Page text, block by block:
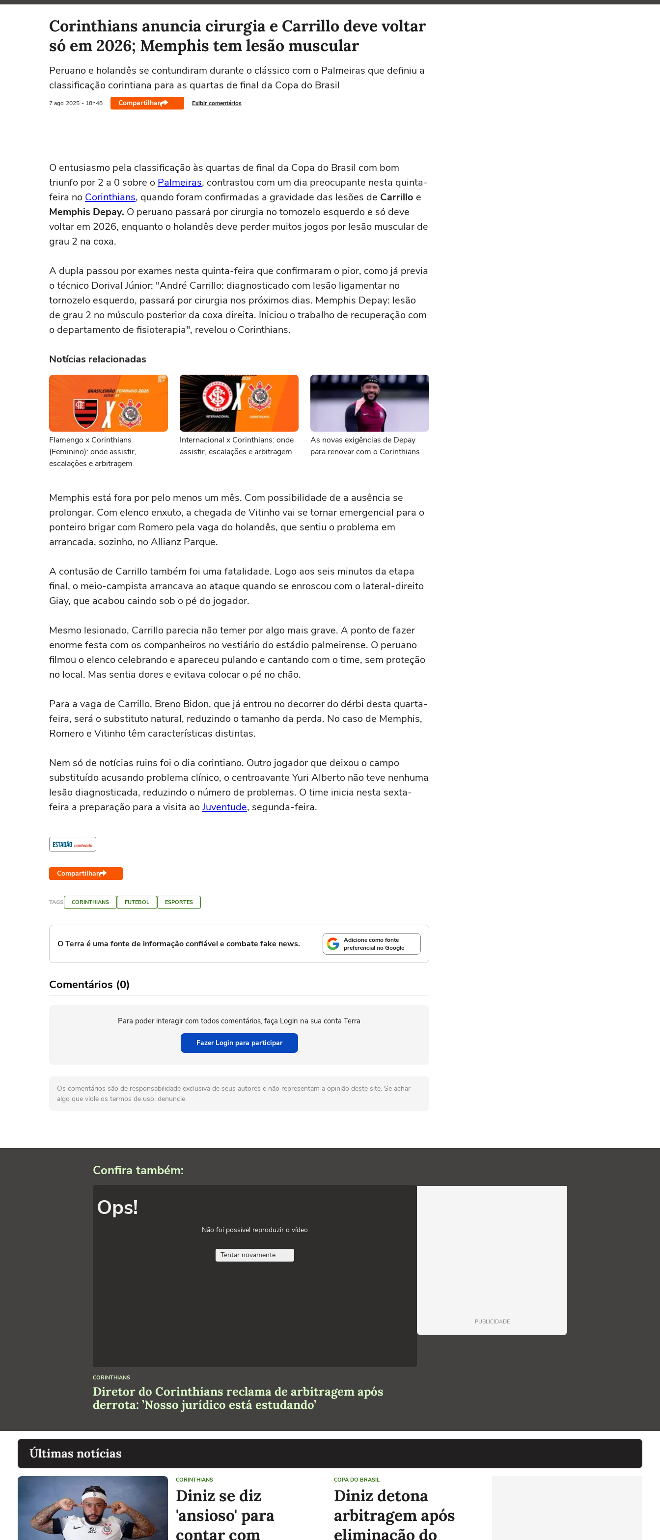
Selecione o time para ver as notícias
Corinthians anuncia cirurgia e Carrillo deve voltar
só em 2026; Memphis tem lesão muscular
Peruano e holandês se contundiram durante o clássico com o Palmeiras que definiu a
classificação corintiana para as quartas de final da Copa do Brasil
7 ago 2025 - 18h48 Compartilhar Exibir comentários
O entusiasmo pela classificação às quartas de final da Copa do Brasil com bom
triunfo por 2 a 0 sobre o Palmeiras, contrastou com um dia preocupante nesta quinta-
feira no Corinthians, quando foram confirmadas a gravidade das lesões de Carrillo e
Memphis Depay. O peruano passará por cirurgia no tornozelo esquerdo e só deve
voltar em 2026, enquanto o holandês deve perder muitos jogos por lesão muscular de
grau 2 na coxa.
A dupla passou por exames nesta quinta-feira que confirmaram o pior, como já previa
o técnico Dorival Júnior: "André Carrillo: diagnosticado com lesão ligamentar no
tornozelo esquerdo, passará por cirurgia nos próximos dias. Memphis Depay: lesão
de grau 2 no músculo posterior da coxa direita. Iniciou o trabalho de recuperação com
o departamento de fisioterapia", revelou o Corinthians.
Notícias relacionadas
Flamengo x Corinthians
(Feminino): onde assistir,
escalações e arbitragem
Internacional x Corinthians: onde
assistir, escalações e arbitragem
As novas exigências de Depay
para renovar com o Corinthians
Memphis está fora por pelo menos um mês. Com possibilidade de a ausência se
prolongar. Com elenco enxuto, a chegada de Vitinho vai se tornar emergencial para o
ponteiro brigar com Romero pela vaga do holandês, que sentiu o problema em
arrancada, sozinho, no Allianz Parque.
A contusão de Carrillo também foi uma fatalidade. Logo aos seis minutos da etapa
final, o meio-campista arrancava ao ataque quando se enroscou com o lateral-direito
Giay, que acabou caindo sob o pé do jogador.
Mesmo lesionado, Carrillo parecia não temer por algo mais grave. A ponto de fazer
enorme festa com os companheiros no vestiário do estádio palmeirense. O peruano
filmou o elenco celebrando e apareceu pulando e cantando com o time, sem proteção
no local. Mas sentia dores e evitava colocar o pé no chão.
Para a vaga de Carrillo, Breno Bidon, que já entrou no decorrer do dérbi desta quarta-
feira, será o substituto natural, reduzindo o tamanho da perda. No caso de Memphis,
Romero e Vitinho têm características distintas.
Nem só de notícias ruins foi o dia corintiano. Outro jogador que deixou o campo
substituído acusando problema clínico, o centroavante Yuri Alberto não teve nenhuma
lesão diagnosticada, reduzindo o número de problemas. O time inicia nesta sexta-
feira a preparação para a visita aoJuventude, segunda-feira.
Compartilhar
TAGS CORINTHIANS FUTEBOL ESPORTES
O Terra é uma fonte de informação confiável e combate fake news.
Adicione como fonte
preferencial no Google
Comentários (0)
Para poder interagir com todos comentários, faça Login na sua conta Terra
Fazer Login para participar
Os comentários são de responsabilidade exclusiva de seus autores e não representam a opinião deste site. Se achar
algo que viole os termos de uso, denuncie.
Confira também:
Ops!
Não foi possível reproduzir o vídeo
Tentar novamente
CORINTHIANS
Diretor do Corinthians reclama de arbitragem após
derrota: ’Nosso jurídico está estudando’
PUBLICIDADE
Últimas notícias
CORINTHIANS
Diniz se diz
'ansioso' para
contar com
COPA DO BRASIL
Diniz detona
arbitragem após
eliminação do